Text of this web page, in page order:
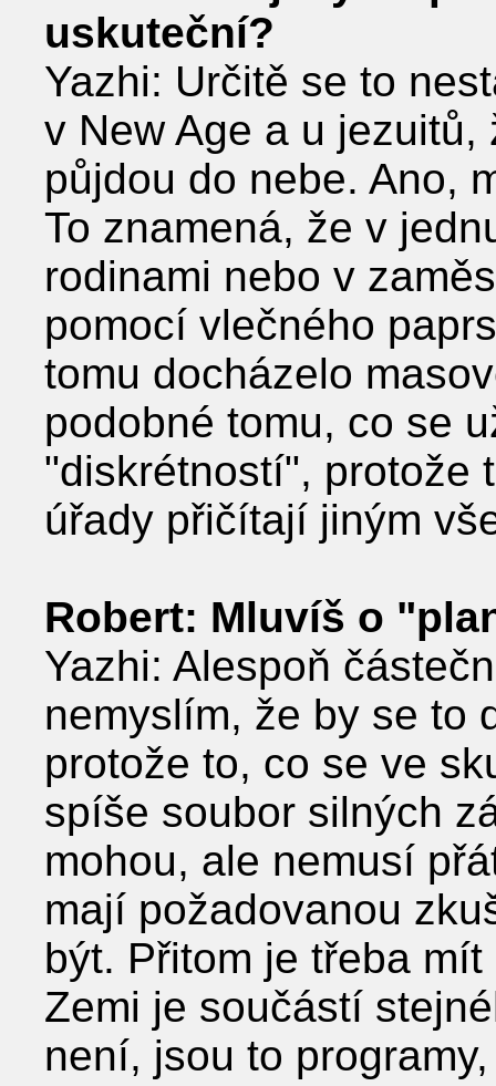
uskuteční?
Yazhi: Určitě se to
v New Age a u
půjdou do nebe. Ano,
To znamená, že v
rodinami nebo v
pomocí vlečného
tomu docházelo
podobné tomu, co se
ʺdiskrétnostíʺ,
úřady přičítají jiným
Robert: Mluvíš o
Yazhi: Alespoň
nemyslím, že by se to
protože to, co se ve
spíše soubor silných
mohou, ale nemusí
mají požadovanou
být. Přitom je třeba
Zemi je součástí
není, jsou to